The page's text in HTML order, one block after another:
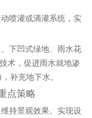
喷灌或滴灌系统，实
下凹式绿地、雨水花
术，促进雨水就地渗
补充地下水。
点策略
持景观效果、实现设